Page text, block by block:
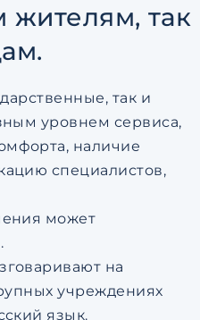
жителям, так
так и
уровнем сервиса,
наличие
специалистов,
может
на
учреждениях
язык.